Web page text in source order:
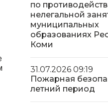
по
нелегальной
муниципальных
образованиях
Коми
31.07.2026 09:19
Пожарная
летний период